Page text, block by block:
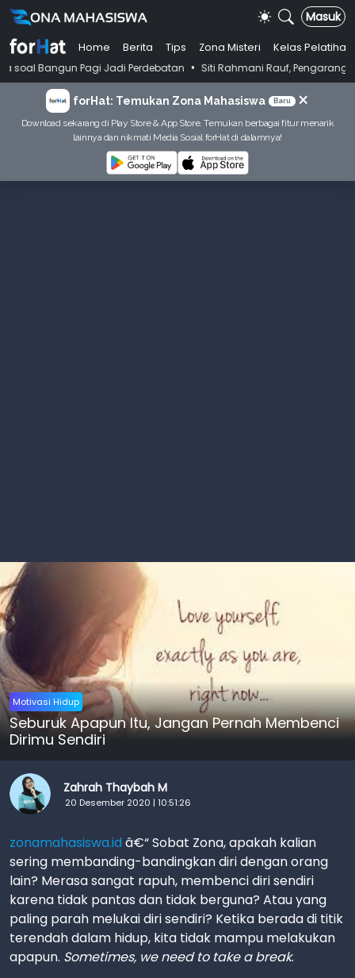
Masuk
Home Berita Tips Zona Misteri
Kelas Pelatihan
Pagi Jadi Perdebatan • Siti Rahmani Rauf, Pengarang Buku
forHat: Temukan Zona Mahasiswa Baru ×
Download sekarang di Play Store & App Store. Temukan berbagai fitur menarik
lainnya dan nikmati Media Sosial forHat di dalamnya!
Motivasi Hidup
Seburuk Apapun Itu, Jangan Pernah Membenci
Dirimu Sendiri
Zahrah Thaybah M
20 Desember 2020 | 10:51:26
zonamahasiswa.id â€“ Sobat Zona, apakah kalian
sering membanding-bandingkan diri dengan orang
lain? Merasa sangat rapuh, membenci diri sendiri
karena tidak pantas dan tidak berguna? Atau yang
paling parah melukai diri sendiri? Ketika berada di titik
terendah dalam hidup, kita tidak mampu melakukan
apapun. Sometimes, we need to take a break.